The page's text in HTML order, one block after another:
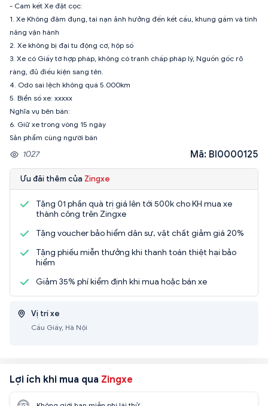
- Cam kết Xe đặt cọc:
1. Xe Không đâm đụng, tai nạn ảnh hưởng đến kết cấu, khung gầm và tính
năng vận hành
2. Xe không bị đại tu động cơ, hộp số
3. Xe có Giấy tờ hợp pháp, không có tranh chấp pháp lý, Nguồn gốc rõ
ràng, đủ điều kiện sang tên.
4. Odo sai lệch không quá 5.000km
5. Biển số xe: xxxxx
Nghĩa vụ bên bán:
6. Giữ xe trong vòng 15 ngày
Sản phẩm cùng người bán
1027 Mã: BI0000125
Ưu đãi thêm của Zingxe
Tặng 01 phần quà trị giá lên tới 500k cho KH mua xe
thành công trên Zingxe
Tặng voucher bảo hiểm dân sự, vật chất giảm giá 20%
Tặng phiếu miễn thưởng khi thanh toán thiệt hại bảo
hiểm
Giảm 35% phí kiểm định khi mua hoặc bán xe
Vị trí xe
Cầu Giấy, Hà Nội
Lợi ích khi mua qua Zingxe